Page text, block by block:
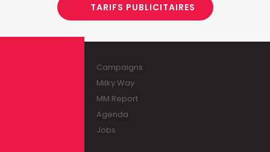
TARIFS PUBLICITAIRES
Campaigns
Milky Way
MM Report
Agenda
Jobs